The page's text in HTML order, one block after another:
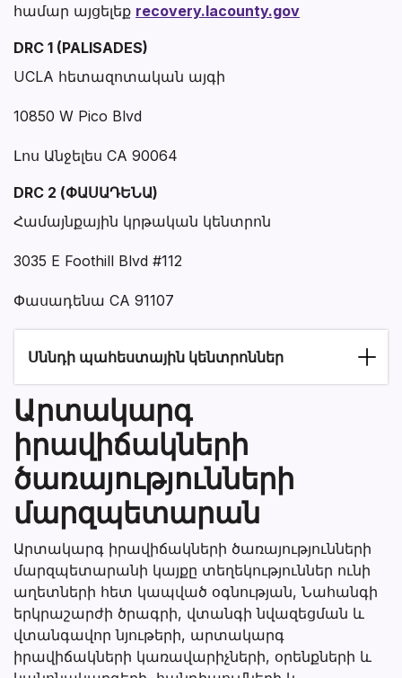
համար այցելեք recovery.lacounty.gov
Section heading
Section heading
DRC 1 (PALISADES)
UCLA հետազոտական այգի
10850 W Pico Blvd
Լոս Անջելես CA 90064
DRC 2 (ՓԱՍԱԴԵՆԱ)
Համայնքային կրթական կենտրոն
3035 E Foothill Blvd #112
Փասադենա CA 91107
Սննդի պահեստային կենտրոններ
Արտակարգ
իրավիճակների
ծառայությունների
մարզպետարան
Արտակարգ իրավիճակների ծառայությունների
մարզպետարանի կայքը տեղեկություններ ունի
աղետների հետ կապված օգնության, Նահանգի
երկրաշարժի ծրագրի, վտանգի նվազեցման և
վտանգավոր նյութերի, արտակարգ
իրավիճակների կառավարիչների, օրենքների և